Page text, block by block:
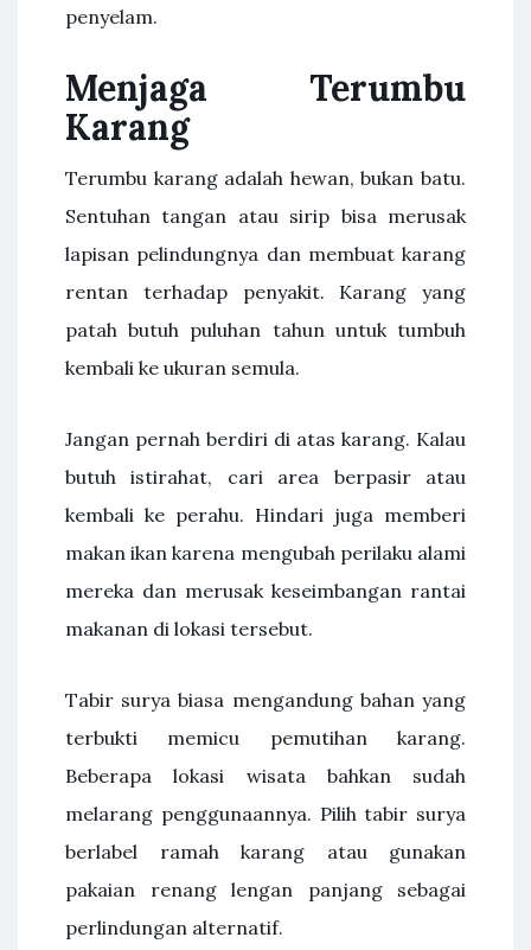
penyelam.
Menjaga Terumbu
Karang
Terumbu karang adalah hewan, bukan batu.
Sentuhan tangan atau sirip bisa merusak
lapisan pelindungnya dan membuat karang
rentan terhadap penyakit. Karang yang
patah butuh puluhan tahun untuk tumbuh
kembali ke ukuran semula.
Jangan pernah berdiri di atas karang. Kalau
butuh istirahat, cari area berpasir atau
kembali ke perahu. Hindari juga memberi
makan ikan karena mengubah perilaku alami
mereka dan merusak keseimbangan rantai
makanan di lokasi tersebut.
Tabir surya biasa mengandung bahan yang
terbukti memicu pemutihan karang.
Beberapa lokasi wisata bahkan sudah
melarang penggunaannya. Pilih tabir surya
berlabel ramah karang atau gunakan
pakaian renang lengan panjang sebagai
perlindungan alternatif.